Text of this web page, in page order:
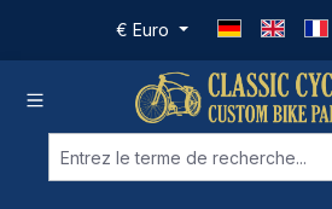
Passer au contenu principal
€ Euro